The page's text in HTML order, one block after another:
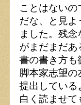
ことはない
だな、と見
ました。残
がまだまだ
書の書き方
脚本家志望
提出してい
白く読ませ